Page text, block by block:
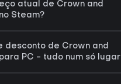
atual de Crown and
Steam?
desconto de Crown and
PC - tudo num só lugar